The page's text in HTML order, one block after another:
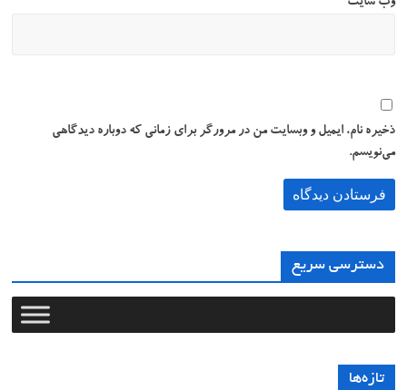
ذخیره نام، ایمیل و وبسایت من در مرورگر برای زمانی که دوباره دیدگاهی
می‌نویسم.
دسترسی سریع
تازه‌ها